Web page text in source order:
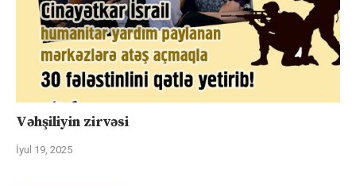
Vəhşiliyin zirvəsi
İyul 19, 2025